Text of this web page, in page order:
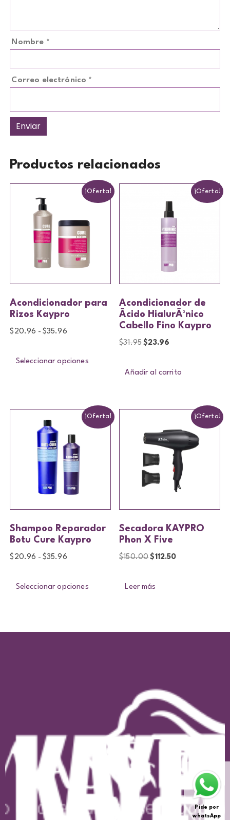
Nombre *
Correo electrónico *
Productos relacionados
¡Oferta!
Acondicionador para
Rizos Kaypro
$ 20.96 - $35.96
Seleccionar opciones
¡Oferta!
Acondicionador de
Ãcido HialurÃ³nico
Cabello Fino Kaypro
$31.95 $23.96
Añadir al carrito
¡Oferta!
Shampoo Reparador
Botu Cure Kaypro
$ 20.96 - $35.96
Seleccionar opciones
¡Oferta!
Secadora KAYPRO
Phon X Five
$150.00 $112.50
Leer más
Pide por
whatsApp